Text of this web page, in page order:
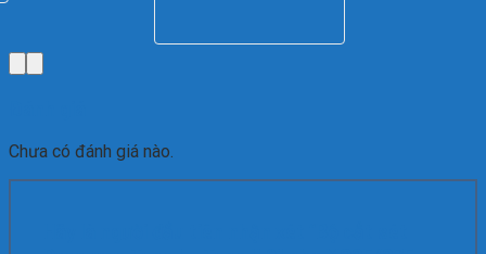
Chưa có đánh giá nào.